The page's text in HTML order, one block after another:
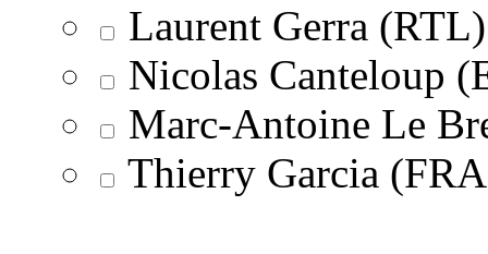
Laurent Gerra (RTL)
Nicolas Canteloup
Marc-Antoine Le
Thierry Garcia